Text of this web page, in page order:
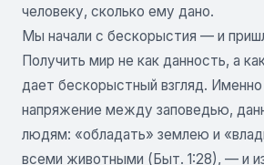
человеку, сколько ему дано.
Мы начали с бескорыстия — и
Получить мир не как данность, а
дает бескорыстный взгляд.
напряжение между заповедью,
людям: «обладать» землею и
всеми животными (Быт. 1:28), — и